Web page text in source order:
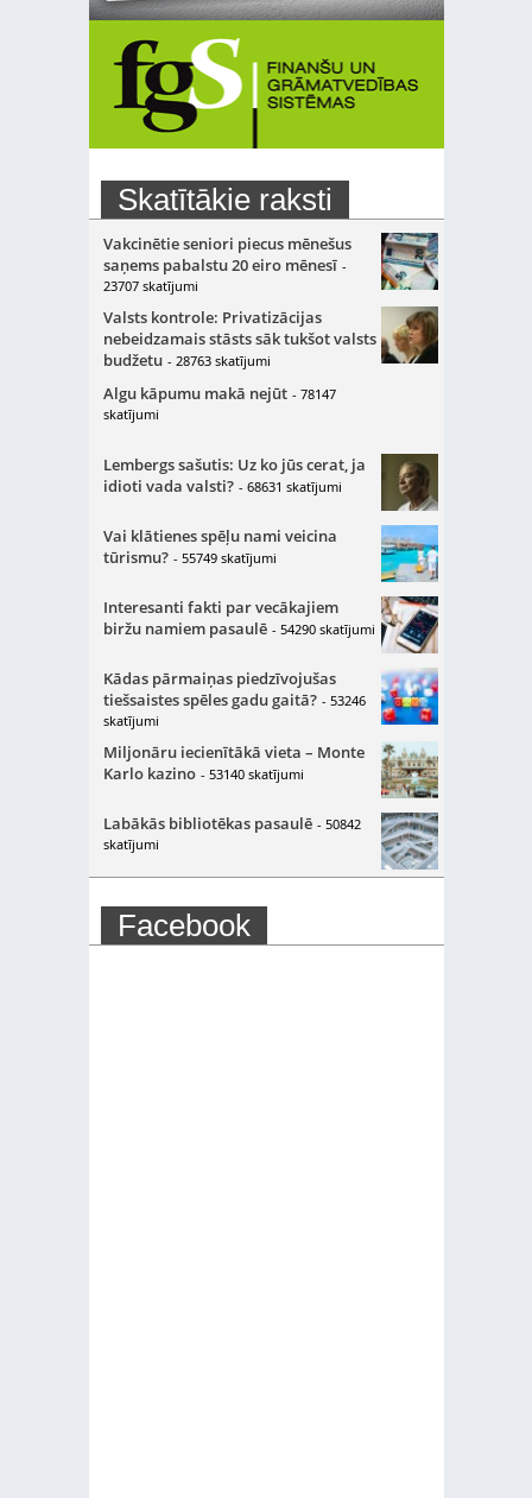
Skatītākie raksti
Vakcinētie seniori piecus mēnešus
saņems pabalstu 20 eiro mēnesī -
23707 skatījumi
Valsts kontrole: Privatizācijas
nebeidzamais stāsts sāk tukšot valsts
budžetu - 28763 skatījumi
Algu kāpumu makā nejūt - 78147
skatījumi
Lembergs sašutis: Uz ko jūs cerat, ja
idioti vada valsti? - 68631 skatījumi
Vai klātienes spēļu nami veicina
tūrismu? - 55749 skatījumi
Interesanti fakti par vecākajiem
biržu namiem pasaulē - 54290 skatījumi
Kādas pārmaiņas piedzīvojušas
tiešsaistes spēles gadu gaitā? - 53246
skatījumi
Miljonāru iecienītākā vieta – Monte
Karlo kazino - 53140 skatījumi
Labākās bibliotēkas pasaulē - 50842
skatījumi
Facebook